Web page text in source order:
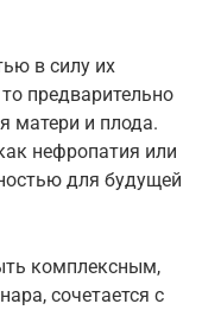
в силу их
предварительно
матери и плода.
нефропатия или
для будущей
комплексным,
сочетается с